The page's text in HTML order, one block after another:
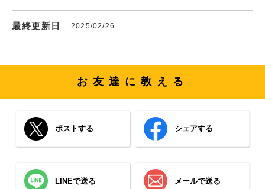
最終更新日 2025/02/26
お友達に教える
ポストする シェアする
LINEで送る メールで送る